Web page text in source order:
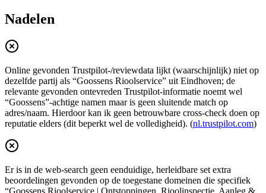
Nadelen
Online gevonden Trustpilot-/reviewdata lijkt (waarschijnlijk) niet op
dezelfde partij als “Goossens Rioolservice” uit Eindhoven; de
relevante gevonden ontevreden Trustpilot-informatie noemt wel
“Goossens”-achtige namen maar is geen sluitende match op
adres/naam. Hierdoor kan ik geen betrouwbare cross-check doen op
reputatie elders (dit beperkt wel de volledigheid). (nl.trustpilot.com)
Er is in de web-search geen eenduidige, herleidbare set extra
beoordelingen gevonden op de toegestane domeinen die specifiek